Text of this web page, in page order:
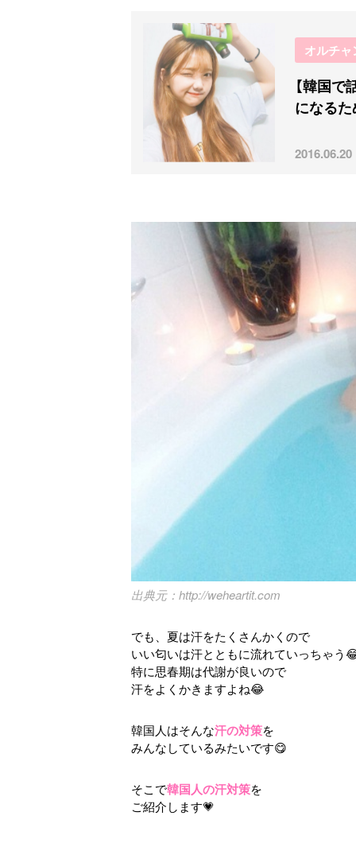
オルチャ
2016.06.20
【韓国
になる
http://weheartit.com
でも、夏は汗をたくさんかくので
いい匂いは汗とともに流れていっちゃう
特に思春期は代謝が良いので
汗をよくかきますよね😂
韓国人はそんな汗の対策を
みんなしているみたいです😋
そこで韓国人の汗対策を
ご紹介します💗